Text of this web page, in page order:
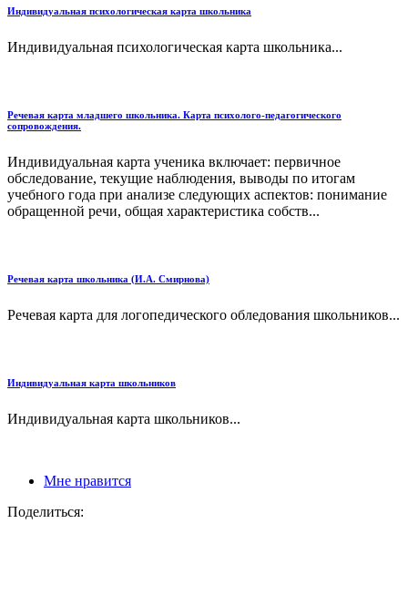
Индивидуальная психологическая карта школьника
Индивидуальная психологическая карта школьника...
Речевая карта младшего школьника. Карта психолого-педагогического
сопровождения.
Индивидуальная карта ученика включает: первичное
обследование, текущие наблюдения, выводы по итогам
учебного года при анализе следующих аспектов: понимание
обращенной речи, общая характеристика собств...
Речевая карта школьника (И.А. Смирнова)
Речевая карта для логопедического обледования школьников...
Индивидуальная карта школьников
Индивидуальная карта школьников...
Мне нравится
Поделиться: